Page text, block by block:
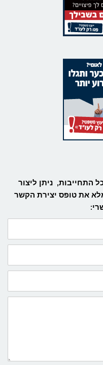
התחייבות, ניתן ליצור
ב -072-2570545 או למלא את טופס יצירת הקשר